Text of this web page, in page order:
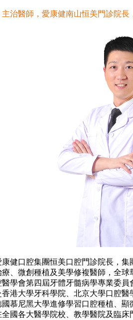
醫師，愛康健南山恒美門診院長
口腔集團恒美口腔門診院長，集
、微創種植及美學修複醫師，全
學會第四屆牙體牙髓病學專業委
港大學牙科學院、北京大學口腔
慕尼黑大學進修學習口腔種植、顯
國各大醫學院校、教學醫院及臨